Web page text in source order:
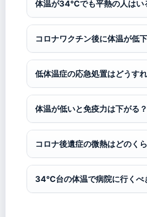
体温が34°Cでも平熱の人はい
コロナワクチン後に体温が低
低体温症の応急処置はどうす
体温が低いと免疫力は下がる？
コロナ後遺症の微熱はどのく
34°C台の体温で病院に行くべ